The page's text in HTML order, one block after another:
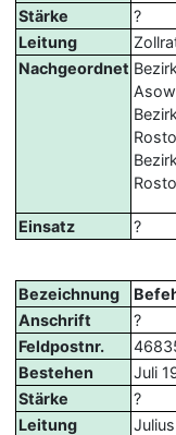
Stärke
?
Leitung
Nachgeordnet
Einsatz ?
Bezeichnung
Anschrift
?
Feldpostnr.
Bestehen
Juli
Stärke
?
Leitung